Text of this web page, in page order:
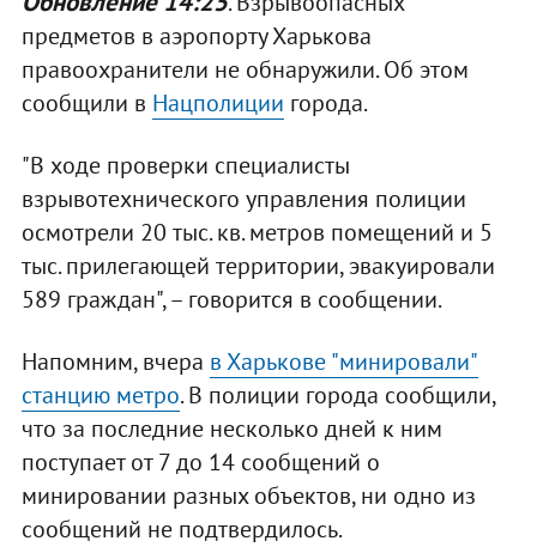
предметов в аэропорту Харькова
правоохранители не обнаружили. Об этом
сообщили в Нацполиции города.
"В ходе проверки специалисты
взрывотехнического управления полиции
осмотрели 20 тыс. кв. метров помещений и 5
тыс. прилегающей территории, эвакуировали
589 граждан", – говорится в сообщении.
Напомним, вчера в Харькове "минировали"
станцию метро. В полиции города сообщили,
что за последние несколько дней к ним
поступает от 7 до 14 сообщений о
минировании разных объектов, ни одно из
сообщений не подтвердилось.